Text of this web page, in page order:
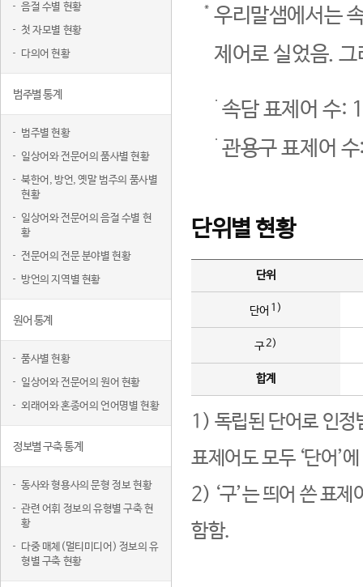
음절 수별 현황
첫 자모별 현황
다의어 현황
범주별 통계
범주별 현황
일상어와 전문어의 품사별 현황
북한어, 방언, 옛말 범주의 품사별
현황
일상어와 전문어의 음절 수별 현
황
전문어의 전문 분야별 현황
방언의 지역별 현황
원어 통계
품사별 현황
일상어와 전문어의 원어 현황
외래어와 혼종어의 언어명별 현황
정보별 구축 통계
동사와 형용사의 문형 정보 현황
관련 어휘 정보의 유형별 구축 현
황
다중 매체(멀티미디어) 정보의 유
형별 구축 현황
우리말샘에서는
제어로 실었음.
속담 표제어 수:
관용구 표제어
단위별 현황
단위
단어 1)
구2)
합계
1) 독립된 단어로 인정
표제어도 모두 ‘단어’
2) ‘구’는 띄어 쓴 표
함함.